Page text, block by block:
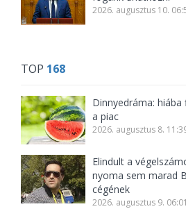
2026. augusztus 10.
TOP 168
Dinnyedráma:
a piac
2026. augusztus 8.
Elindult a
nyoma sem marad
cégének
2026. augusztus 9. 06:01